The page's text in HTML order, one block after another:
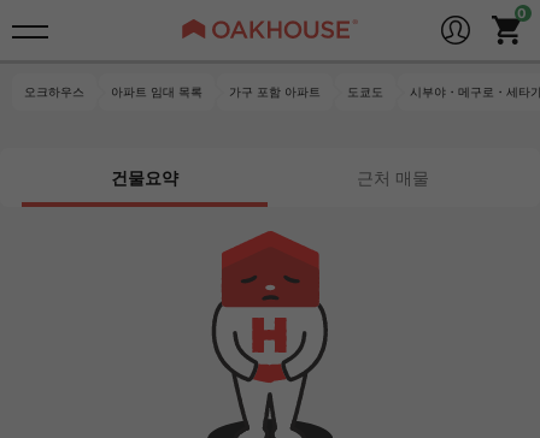
오크하우스 아파트 임대 목록 가구 포함 아파트 도쿄도 시부야・메구로・세타
건물요약 근처 매물